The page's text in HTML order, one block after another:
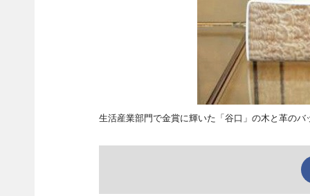
生活産業部門で金賞に輝いた「谷口」の木と革のバ